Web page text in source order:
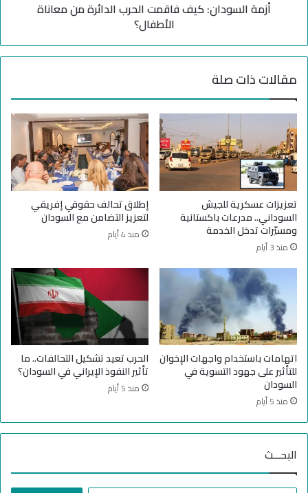
ن
.
د
و
ا
ت
ل
ت
ص
ن
ي
ف
ج
ا
ل
إ
خ
و
ن
ك
ح
ك
ف
ق
م
ت
ا
ح
ر
ب
ا
ل
د
م
ن
م
ع
ا
ا
ا
ل
أ
أزمة السودان: كيف فاقمت الحرب الدائرة من معاناة
الأطفال؟
مقالات ذات صلة
تعزيزات عسكرية للجيش
السوداني.. مدرعات باكستانية
ومسيّرات تدخل الخدمة
منذ 3 أيام
إطلاق تحالف حقوقي إفريقي
لتعزيز التضامن مع السودان
منذ 4 أيام
اتهامات باستخدام واجهات الإخوان
للتأثير على جهود التسوية في
السودان
منذ 5 أيام
الحرب تعيد تشكيل التحالفات.. ما
تأثير النفوذ الإيراني في السودان؟
منذ 5 أيام
البحـــث